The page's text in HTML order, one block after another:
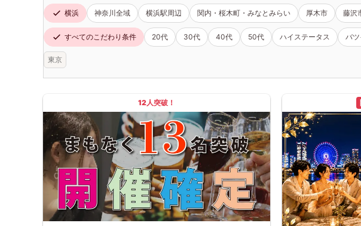
横浜 神奈川全域 横浜駅周辺 関内・桜木町・みなとみらい 厚木市 藤沢
すべてのこだわり条件 20代 30代 40代 50代 ハイステータス バ
東京
12人突破！